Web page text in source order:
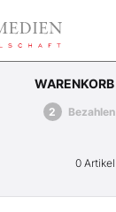
WARENKORB
Bezahlen
0 Artikel